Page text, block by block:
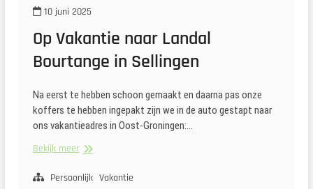
10 juni 2025
Op Vakantie naar Landal
Bourtange in Sellingen
Na eerst te hebben schoon gemaakt en daarna pas onze
koffers te hebben ingepakt zijn we in de auto gestapt naar
ons vakantieadres in Oost-Groningen:…
Bekijk meerOp
naar
Persoonlijk Vakantie